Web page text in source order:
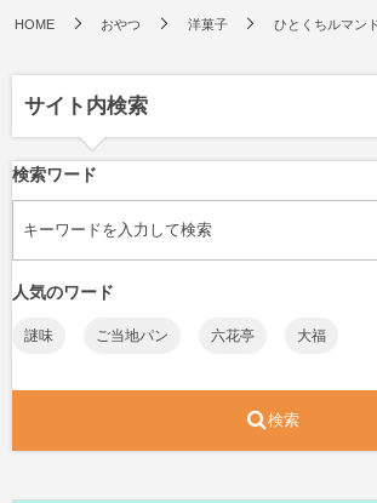
HOME おやつ 洋菓子 ひとくちルマン
サイト内検索
検索ワード
人気のワード
謎味 ご当地パン 六花亭 大福
検索